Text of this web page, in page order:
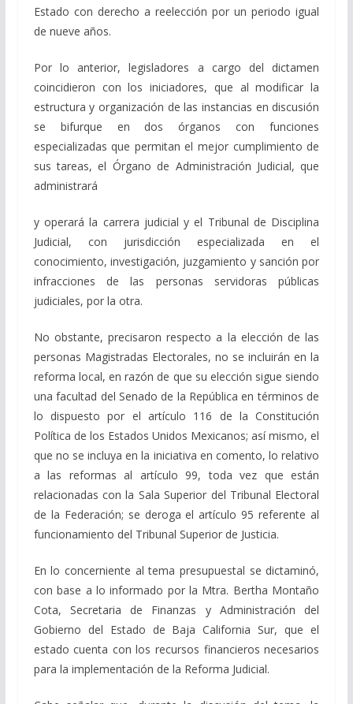
Estado con derecho a reelección por un periodo igual
de nueve años.
Por lo anterior, legisladores a cargo del dictamen
coincidieron con los iniciadores, que al modificar la
estructura y organización de las instancias en discusión
se bifurque en dos órganos con funciones
especializadas que permitan el mejor cumplimiento de
sus tareas, el Órgano de Administración Judicial, que
administrará
y operará la carrera judicial y el Tribunal de Disciplina
Judicial, con jurisdicción especializada en el
conocimiento, investigación, juzgamiento y sanción por
infracciones de las personas servidoras públicas
judiciales, por la otra.
No obstante, precisaron respecto a la elección de las
personas Magistradas Electorales, no se incluirán en la
reforma local, en razón de que su elección sigue siendo
una facultad del Senado de la República en términos de
lo dispuesto por el artículo 116 de la Constitución
Política de los Estados Unidos Mexicanos; así mismo, el
que no se incluya en la iniciativa en comento, lo relativo
a las reformas al artículo 99, toda vez que están
relacionadas con la Sala Superior del Tribunal Electoral
de la Federación; se deroga el artículo 95 referente al
funcionamiento del Tribunal Superior de Justicia.
En lo concerniente al tema presupuestal se dictaminó,
con base a lo informado por la Mtra. Bertha Montaño
Cota, Secretaria de Finanzas y Administración del
Gobierno del Estado de Baja California Sur, que el
estado cuenta con los recursos financieros necesarios
para la implementación de la Reforma Judicial.